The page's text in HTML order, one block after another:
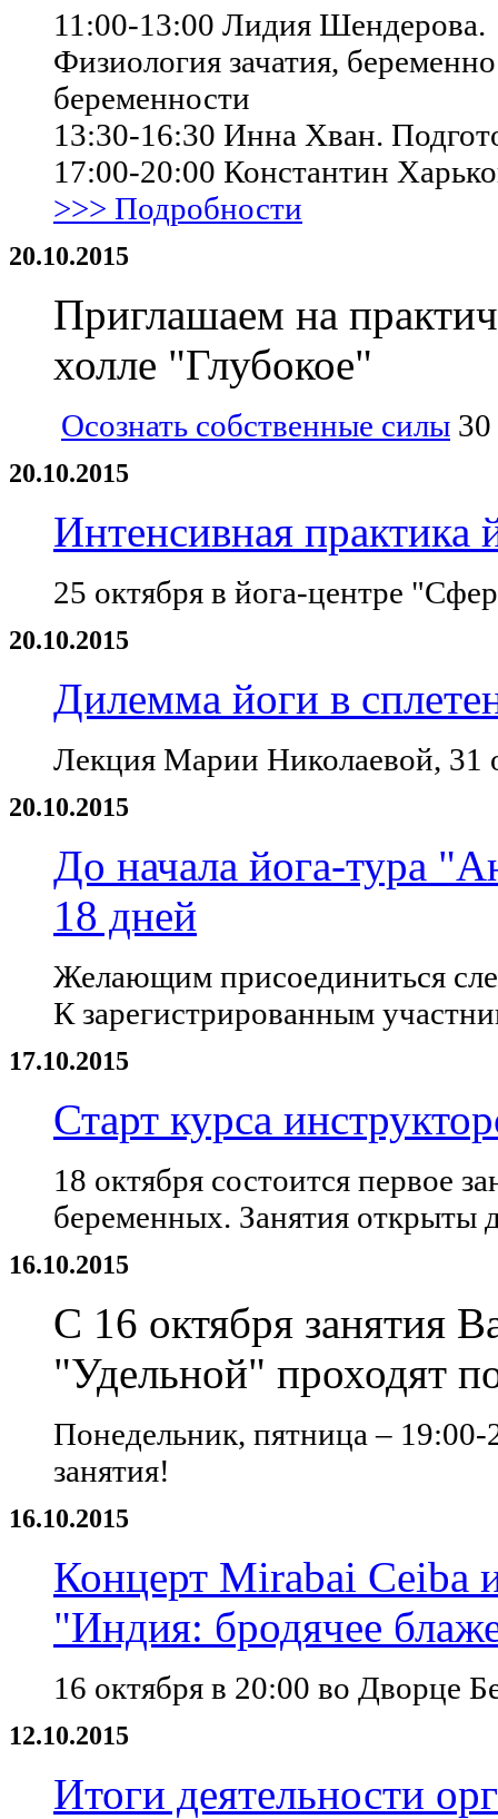
11:00-13:00 Лидия Шендерова.
Физиология зачатия,
беременности
13:30-16:30 Инна Хван.
17:00-20:00 Константин
>>> Подробности
20.10.2015
Приглашаем на
холле "Глубокое"
Осознать собственные силы 30
20.10.2015
Интенсивная
25 октября в йога-центре
20.10.2015
Дилемма йоги в
Лекция Марии Николаевой, 31
20.10.2015
До начала йога-тура
18 дней
Желающим присоединиться
К зарегистрированным
17.10.2015
Старт курса
18 октября состоится первое
беременных. Занятия открыты
16.10.2015
C 16 октября занятия
"Удельной" проходят
Понедельник, пятница –
занятия!
16.10.2015
Концерт Mirabai Ceiba
"Индия: бродячее
16 октября в 20:00 во Дворце
12.10.2015
Итоги деятельности